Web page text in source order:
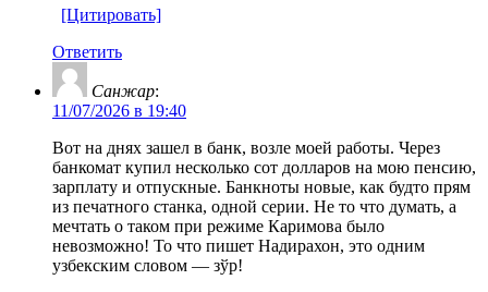
[Цитировать]
Ответить
Санжар:
11/07/2026 в 19:40
Вот на днях зашел в банк, возле моей работы. Через
банкомат купил несколько сот долларов на мою пенсию,
зарплату и отпускные. Банкноты новые, как будто прям
из печатного станка, одной серии. Не то что думать, а
мечтать о таком при режиме Каримова было
невозможно! То что пишет Надирахон, это одним
узбекским словом — зўр!